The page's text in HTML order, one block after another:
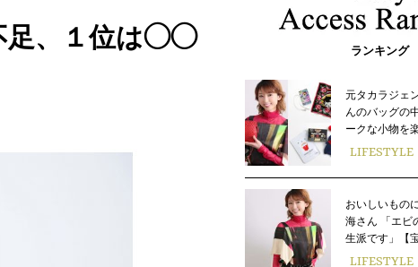
足、１位は◯◯
ランキング
元タカラジェ
んのバッグの
ークな小物を
LIFESTYLE
おいしいもの
海さん 「エビ
生派です」【
LIFESTYLE